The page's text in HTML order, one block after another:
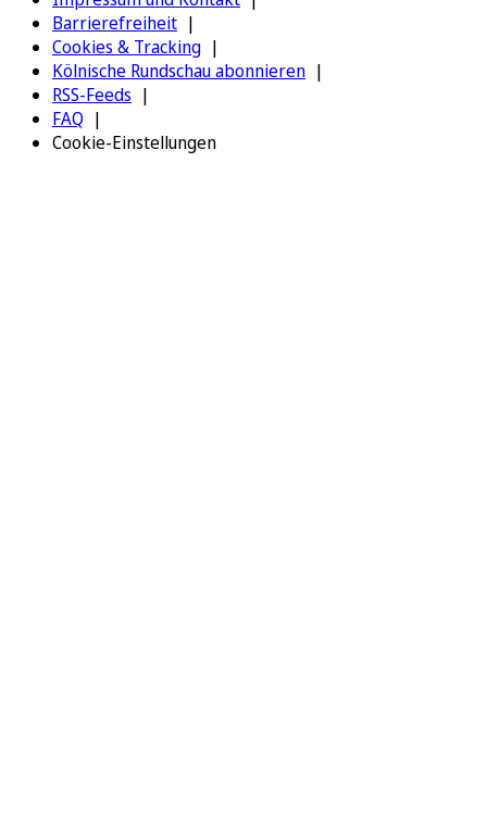
Barrierefreiheit
Cookies & Tracking
Kölnische Rundschau abonnieren
RSS-Feeds
FAQ
Cookie-Einstellungen